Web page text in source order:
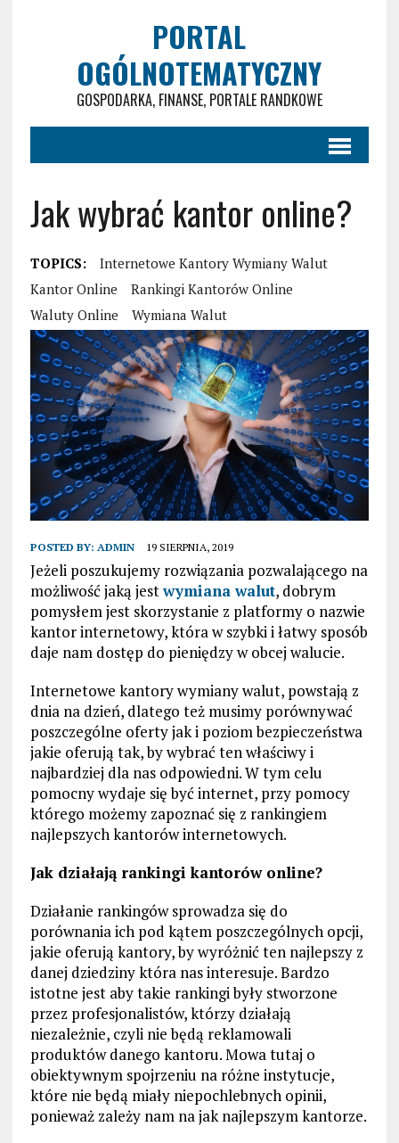
PORTAL
OGÓLNOTEMATYCZNY
GOSPODARKA, FINANSE, PORTALE RANDKOWE
Jak wybrać kantor online?
TOPICS:
Internetowe Kantory Wymiany Walut
Kantor Online
Rankingi Kantorów Online
Waluty Online
Wymiana Walut
POSTED BY: ADMIN 19 SIERPNIA, 2019
Jeżeli poszukujemy rozwiązania pozwalającego na
możliwość jaką jestwymiana walut, dobrym
pomysłem jest skorzystanie z platformy o nazwie
kantor internetowy, która w szybki i łatwy sposób
daje nam dostęp do pieniędzy w obcej walucie.
Internetowe kantory wymiany walut, powstają z
dnia na dzień, dlatego też musimy porównywać
poszczególne oferty jak i poziom bezpieczeństwa
jakie oferują tak, by wybrać ten właściwy i
najbardziej dla nas odpowiedni. W tym celu
pomocny wydaje się być internet, przy pomocy
którego możemy zapoznać się z rankingiem
najlepszych kantorów internetowych.
Jak działają rankingi kantorów online?
Działanie rankingów sprowadza się do
porównania ich pod kątem poszczególnych opcji,
jakie oferują kantory, by wyróżnić ten najlepszy z
danej dziedziny która nas interesuje. Bardzo
istotne jest aby takie rankingi były stworzone
przez profesjonalistów, którzy działają
niezależnie, czyli nie będą reklamowali
produktów danego kantoru. Mowa tutaj o
obiektywnym spojrzeniu na różne instytucje,
które nie będą miały niepochlebnych opinii,
ponieważ zależy nam na jak najlepszym kantorze.